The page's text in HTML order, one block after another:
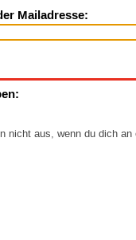
Mailadresse:
nicht aus, wenn du dich